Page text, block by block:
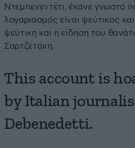
Ντεμπενεντέτι, έκανε γνωστό
λογαριασμός είναι ψεύτικος
ψεύτικη και η είδηση του
Σαρτζετάκη.
Τhis account is
by Italian
Debenedetti.